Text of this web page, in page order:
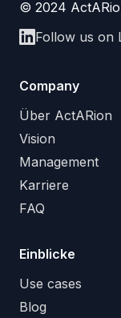
© 2024
Follow us on
Company
Über ActARion
Vision
Management
Karriere
FAQ
Einblicke
Use cases
Blog